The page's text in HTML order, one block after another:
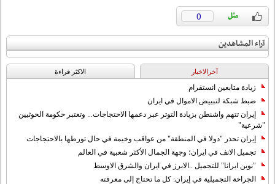
0
آراء المشاهدين
آخرالاخبار الاکثر قراءة
زيادة متابعين انستقرام
ضبط شبكة لتبييض الاموال في ايران
إيران تتهم واشنطن بزيادة التوتر عبر دعمها الاحتجاجات... وتعتبر حكومة الحوثيين
"شرعية"
إيران تحذر "دولا في المنطقة" من عواقب وخيمة في حال تورطها بالاحتجاجات
تجميل الانف في ايران؛ وجهة الجمال الأكثر شعبية في العالم
"نوين ايرانا" للتجميل ..الابرز في ايران والشرق الاوسط
الجراحة التجميلية في إيران: كل ما تحتاج إلى معرفته